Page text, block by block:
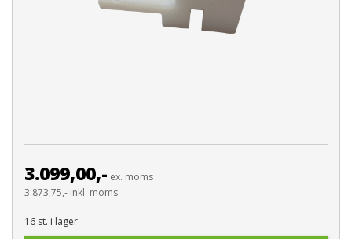
3.099,00,- ex. moms
3.873,75,- inkl. moms
16 st. i lager